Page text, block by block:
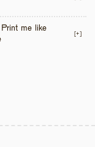
me like
[+]